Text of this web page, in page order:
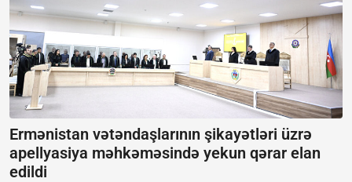
Ermənistan vətəndaşlarının şikayətləri üzrə
apellyasiya məhkəməsində yekun qərar elan
edildi